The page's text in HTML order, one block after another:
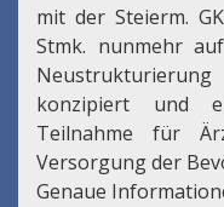
mit der Steierm.
Stmk. nunmehr
konzipiert und
Teilnahme für
Versorgung der
Genaue